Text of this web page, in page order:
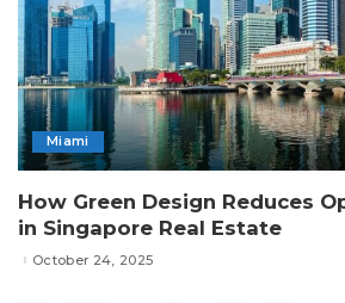
Miami
How Green Design Reduces
in Singapore Real Estate
October 24, 2025